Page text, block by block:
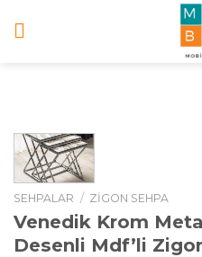
SEHPALAR / ZIGON SEHPA
Venedik Krom
Desenli Mdf’li